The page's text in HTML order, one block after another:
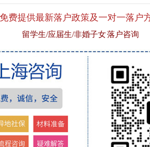
免费提供最新落户政策及一对一落户
留学生/应届生/非婚子女 落户咨询